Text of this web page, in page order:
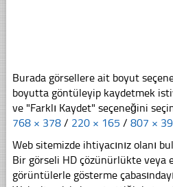
Burada görsellere ait boyut
boyutta göntüleyip kaydetmek
ve "Farklı Kaydet" seçeneğini
768 × 378 / 220 × 165 / 807 ×
Web sitemizde ihtiyacınız olanı
Bir görseli HD çözünürlükte veya
görüntülerle gösterme